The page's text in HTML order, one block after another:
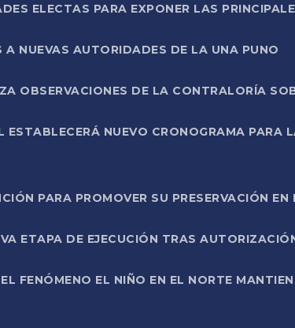
ELECTAS PARA EXPONER LAS
A NUEVAS AUTORIDADES DE LA UNA PUNO
OBSERVACIONES DE LA CONTRALORÍA
NUEVO CRONOGRAMA PARA
PARA PROMOVER SU PRESERVACIÓN EN
ETAPA DE EJECUCIÓN TRAS
FENÓMENO EL NIÑO EN EL NORTE